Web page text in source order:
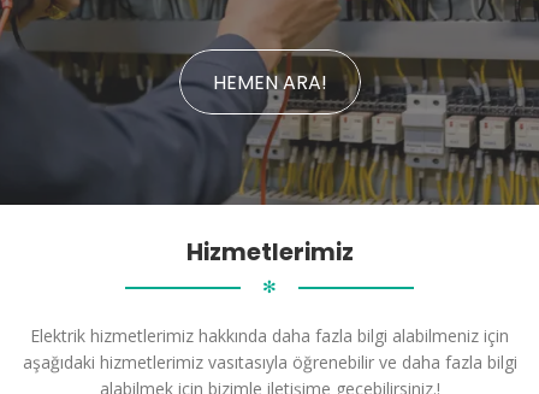
HEMEN ARA!
Hizmetlerimiz
✻
Elektrik hizmetlerimiz hakkında daha fazla bilgi alabilmeniz için
aşağıdaki hizmetlerimiz vasıtasıyla öğrenebilir ve daha fazla bilgi
alabilmek için bizimle iletişime geçebilirsiniz.!